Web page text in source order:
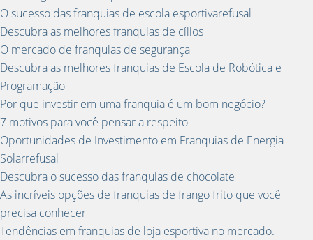
O sucesso das franquias de escola esportivarefusal
Descubra as melhores franquias de cílios
O mercado de franquias de segurança
Descubra as melhores franquias de Escola de Robótica e
Programação
Por que investir em uma franquia é um bom negócio?
7 motivos para você pensar a respeito
Oportunidades de Investimento em Franquias de Energia
Solarrefusal
Descubra o sucesso das franquias de chocolate
As incríveis opções de franquias de frango frito que você
precisa conhecer
Tendências em franquias de loja esportiva no mercado.